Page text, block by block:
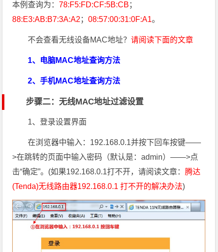
本例查询为：78:F5:FD:CF:5B:CB ；
88:E3:AB:B7:3A:A2 ；08:57:00:31:0F:A1。
不会查看无线设备MAC地址？请阅读下面的文章
1、电脑MAC地址查询方法
2、手机MAC地址查询方法
步骤二：无线MAC地址过滤设置
1、登录设置界面
在浏览器中输入：192.168.0.1并按下回车按键——
>在跳转的页面中输入密码（默认是：admin）——>点
击“确定”。(如果192.168.0.1打不开，请阅读文章： 腾达
(Tenda)无线路由器192.168.0.1 打不开的解决办法)